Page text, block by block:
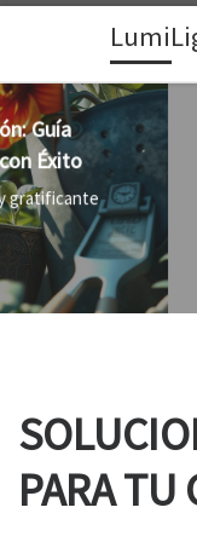
Skip to content
Lámparas
Al cultivar
PARA TU